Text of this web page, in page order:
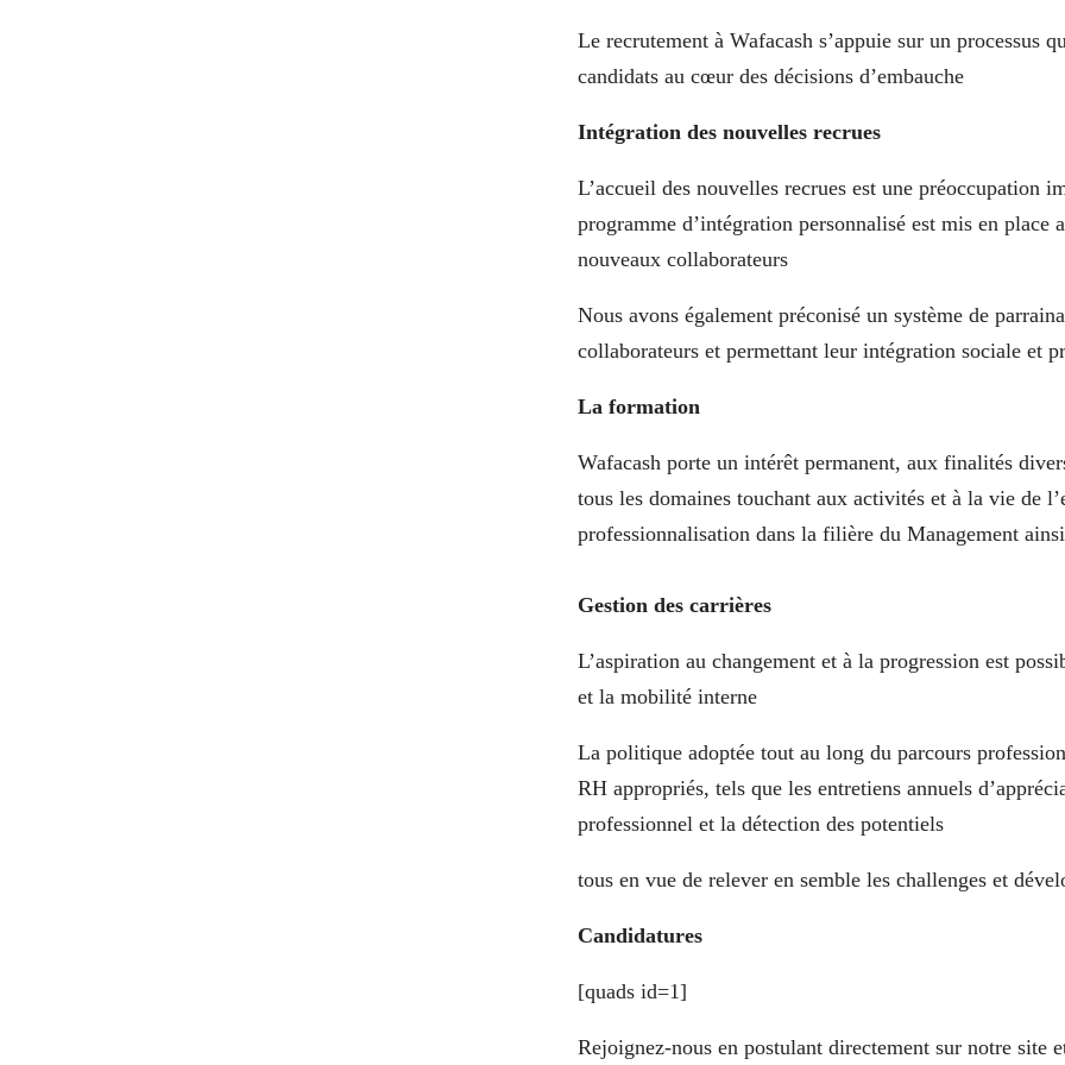
Le recrutement à Wafacash s’appuie sur un processus
candidats au cœur des décisions d’embauche
Intégration des nouvelles recrues
L’accueil des nouvelles recrues est une préoccupation
programme d’intégration personnalisé est mis en
nouveaux collaborateurs
Nous avons également préconisé un système de
collaborateurs et permettant leur intégration sociale et
La formation
Wafacash porte un intérêt permanent, aux finalités
tous les domaines touchant aux activités et à la vie de
professionnalisation dans la filière du Management
Gestion des carrières
L’aspiration au changement et à la progression est
et la mobilité interne
La politique adoptée tout au long du parcours
RH appropriés, tels que les entretiens annuels
professionnel et la détection des potentiels
tous en vue de relever en semble les challenges et
Candidatures
[quads id=1]
Rejoignez-nous en postulant directement sur notre site